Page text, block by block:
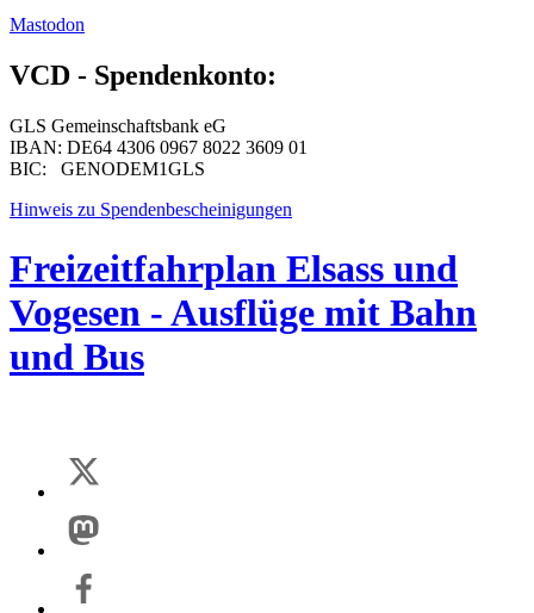
Mastodon
VCD - Spendenkonto:
GLS Gemeinschaftsbank eG
IBAN: DE64 4306 0967 8022 3609 01
BIC: GENODEM1GLS
Hinweis zu Spendenbescheinigungen
Freizeitfahrplan Elsass und
Vogesen - Ausflüge mit Bahn
und Bus